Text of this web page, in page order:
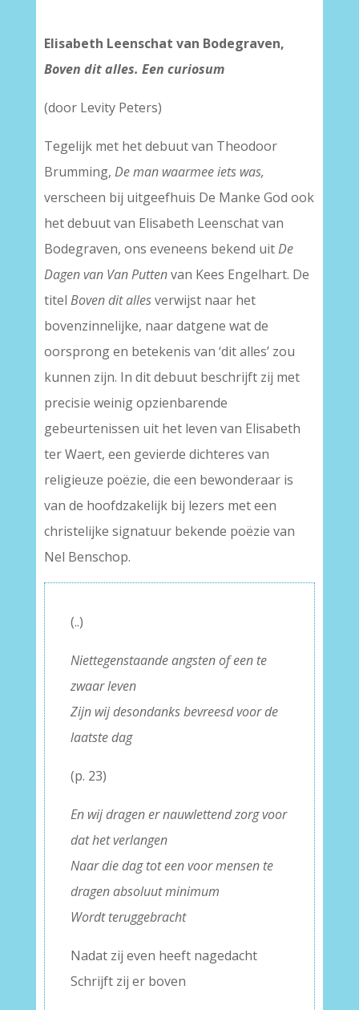
Elisabeth Leenschat van Bodegraven,
Boven dit alles. Een curiosum
(door Levity Peters)
Tegelijk met het debuut van Theodoor
Brumming, De man waarmee iets was,
verscheen bij uitgeefhuis De Manke God ook
het debuut van Elisabeth Leenschat van
Bodegraven, ons eveneens bekend uitDe
Dagen van Van Puttenvan Kees Engelhart. De
titel Boven dit allesverwijst naar het
bovenzinnelijke, naar datgene wat de
oorsprong en betekenis van ‘dit alles’ zou
kunnen zijn. In dit debuut beschrijft zij met
precisie weinig opzienbarende
gebeurtenissen uit het leven van Elisabeth
ter Waert, een gevierde dichteres van
religieuze poëzie, die een bewonderaar is
van de hoofdzakelijk bij lezers met een
christelijke signatuur bekende poëzie van
Nel Benschop.
(..)
Niettegenstaande angsten of een te
zwaar leven
Zijn wij desondanks bevreesd voor de
laatste dag
(p. 23)
En wij dragen er nauwlettend zorg voor
dat het verlangen
Naar die dag tot een voor mensen te
dragen absoluut minimum
Wordt teruggebracht
Nadat zij even heeft nagedacht
Schrijft zij er boven